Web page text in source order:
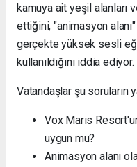
kamuya ait yeşil alanları
ettiğini, "animasyon
gerçekte yüksek sesli
kullanıldığını iddia ediyor.
Vatandaşlar şu soruların
Vox Maris
uygun mu?
Animasyon alanı